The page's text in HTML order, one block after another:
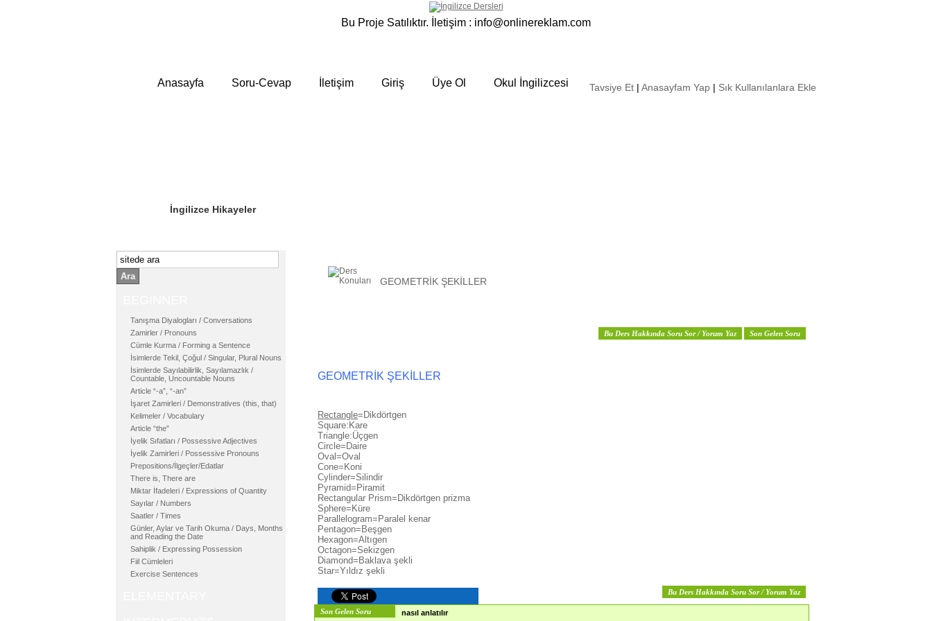
Bu Proje Satılıktır. İletişim : info@onlinereklam.com
Anasayfa Soru-Cevap İletişim Giriş Üye Ol Okul İngilizcesi Tavsiye Et | Anasayfam Yap | Sık Kullanılanlara Ekle
İngilizce Hikayeler
Ara
Tanışma Diyalogları / Conversations
Zamirler / Pronouns
Cümle Kurma / Forming a Sentence
İsimlerde Tekil, Çoğul / Singular, Plural Nouns
İsimlerde Sayılabilirlik, Sayılamazlık /
Countable, Uncountable Nouns
Article “-a”, “-an”
İşaret Zamirleri / Demonstratives (this, that)
Kelimeler / Vocabulary
Article “the”
İyelik Sıfatları / Possessive Adjectives
İyelik Zamirleri / Possessive Pronouns
Prepositions/İlgeçler/Edatlar
There is, There are
Miktar İfadeleri / Expressions of Quantity
Sayılar / Numbers
Saatler / Times
Günler, Aylar ve Tarih Okuma / Days, Months
and Reading the Date
Sahiplik / Expressing Possession
Fiil Cümleleri
Exercise Sentences
GEOMETRİK ŞEKİLLER
Bu Ders Hakkında Soru Sor / Yorum Yaz Son Gelen Soru
GEOMETRİK ŞEKİLLER
Rectangle=Dikdörtgen
Square:Kare
Triangle:Üçgen
Circle=Daire
Oval=Oval
Cone=Koni
Cylinder=Silindir
Pyramid=Piramit
Rectangular Prism=Dikdörtgen prizma
Sphere=Küre
Parallelogram=Paralel kenar
Pentagon=Beşgen
Hexagon=Altıgen
Octagon=Sekizgen
Diamond=Baklava şekli
Star=Yıldız şekli
Bu Ders Hakkında Soru Sor / Yorum Yaz
Son Gelen Soru
nasıl anlatılır